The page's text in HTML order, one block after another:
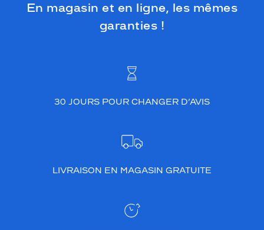
En magasin et en ligne, les mêmes
garanties !
30 JOURS POUR CHANGER D’AVIS
LIVRAISON EN MAGASIN GRATUITE